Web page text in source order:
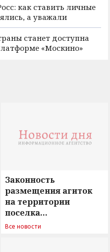
как ставить личные
а уважали
станет доступна
«Москино»
Законность
размещения агиток
на территории
поселка
Новосергиевка
Все новости